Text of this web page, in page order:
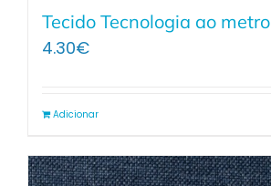
Tecido Tecnologia ao metro
4.30€
Adicionar